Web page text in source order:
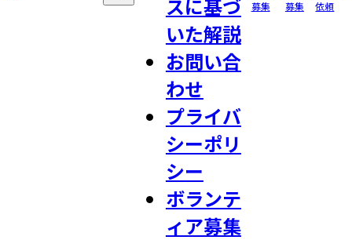
スに基づ
いた解説
お問い合
わせ
プライバ
シーポリ
シー
ボランテ
ィア募集
募集
募集
依頼